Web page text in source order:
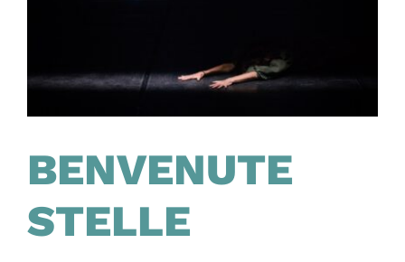
BENVENUTE
STELLE